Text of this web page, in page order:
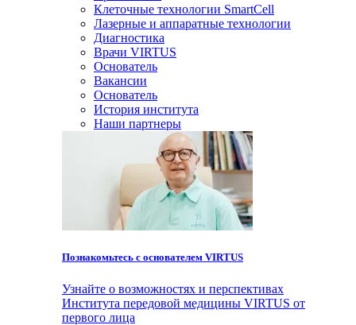
Клеточные технологии SmartCell
Лазерные и аппаратные технологии
Диагностика
Врачи VIRTUS
Основатель
Вакансии
Основатель
История института
Наши партнеры
Познакомьтесь с основателем VIRTUS
Узнайте о возможностях и перспективах
Института передовой медицины VIRTUS от
первого лица